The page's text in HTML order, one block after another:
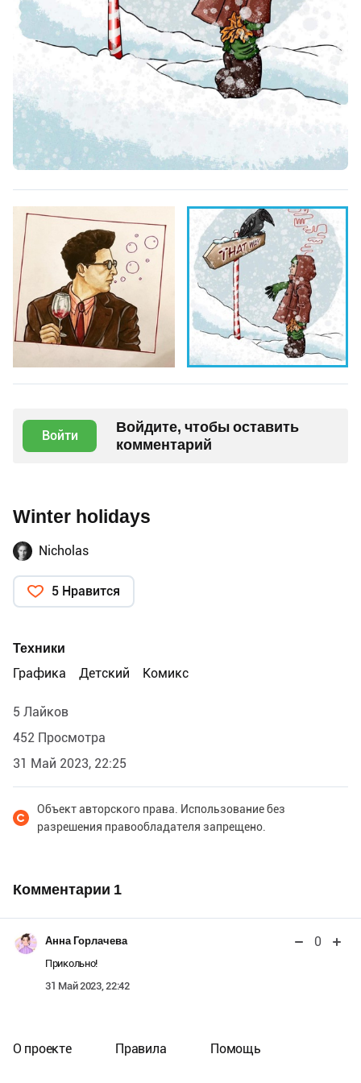
Войти
Войдите, чтобы оставить
комментарий
Winter holidays
Nicholas
5 Нравится
Техники
Графика
Детский Комикс
5 Лайков
452 Просмотра
31 Май 2023, 22:25
Объект авторского права. Использование без
разрешения правообладателя запрещено.
Комментарии 1
Анна Горлачева 0
Прикольно!
31 Май 2023, 22:42
О проекте Правила Помощь